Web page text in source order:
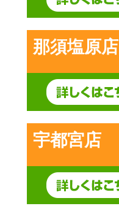
那須塩原店
宇都宮店